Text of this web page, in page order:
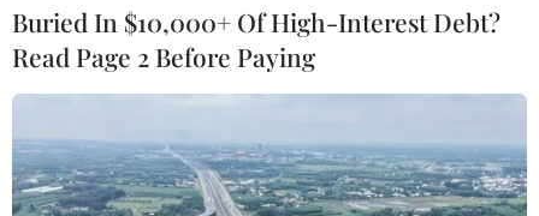
Buried In $10,000+ Of High-Interest Debt?
Read Page 2 Before Paying